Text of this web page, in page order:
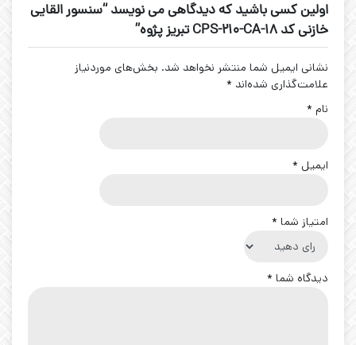
اولین کسی باشید که دیدگاهی می نویسد “سنسور القایی
خازنی کد CPS-210-CA-18 تبریز پژوه”
نشانی ایمیل شما منتشر نخواهد شد. بخش‌های موردنیاز
علامت‌گذاری شده‌اند *
نام *
ایمیل *
امتیاز شما *
دیدگاه شما *